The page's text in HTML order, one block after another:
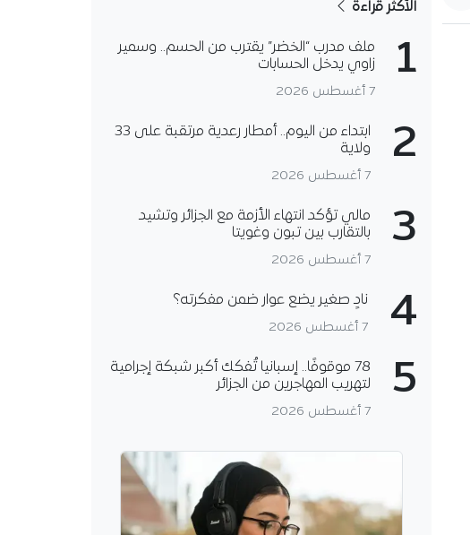
الأكثر قراءة
1
ملف مدرب “الخضر” يقترب من الحسم.. وسمير
زاوي يدخل الحسابات
7 أغسطس 2026
2
ابتداء من اليوم.. أمطار رعدية مرتقبة على 33
ولاية
7 أغسطس 2026
3
مالي تؤكد انتهاء الأزمة مع الجزائر وتشيد
بالتقارب بين تبون وغويتا
7 أغسطس 2026
4 نادٍ صغير يضع عوار ضمن مفكرته؟
7 أغسطس 2026
5
78 موقوفًا.. إسبانيا تُفكك أكبر شبكة إجرامية
لتهريب المهاجرين من الجزائر
7 أغسطس 2026